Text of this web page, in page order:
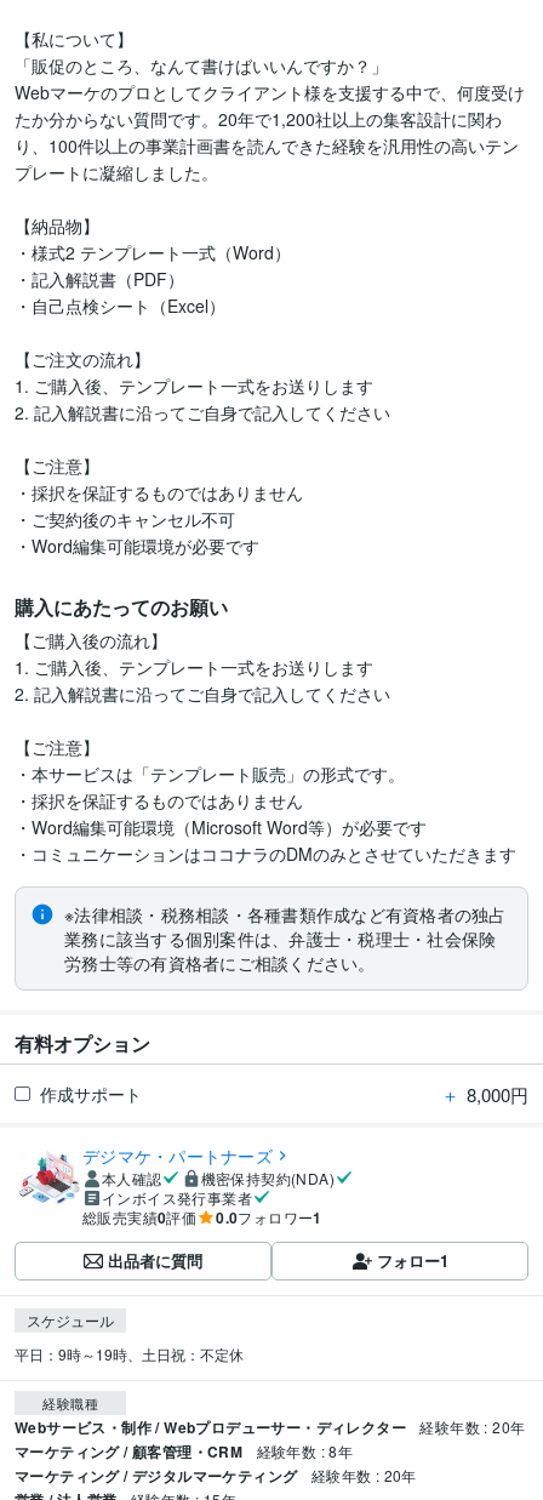
【私について】
「販促のところ、なんて書けばいいんですか？」
Webマーケのプロとしてクライアント様を支援する中で、何度受け
たか分からない質問です。20年で1,200社以上の集客設計に関わ
り、100件以上の事業計画書を読んできた経験を汎用性の高いテン
プレートに凝縮しました。
【納品物】
・様式2 テンプレート一式（Word）
・記入解説書（PDF）
・自己点検シート（Excel）
【ご注文の流れ】
1. ご購入後、テンプレート一式をお送りします
2. 記入解説書に沿ってご自身で記入してください
【ご注意】
・採択を保証するものではありません
・ご契約後のキャンセル不可
・Word編集可能環境が必要です
購入にあたってのお願い
【ご購入後の流れ】
1. ご購入後、テンプレート一式をお送りします
2. 記入解説書に沿ってご自身で記入してください
【ご注意】
・本サービスは「テンプレート販売」の形式です。
・採択を保証するものではありません
・Word編集可能環境（Microsoft Word等）が必要です
・コミュニケーションはココナラのDMのみとさせていただきます
※法律相談・税務相談・各種書類作成など有資格者の独占
業務に該当する個別案件は、弁護士・税理士・社会保険
労務士等の有資格者にご相談ください。
有料オプション
作成サポート ＋ 8,000円
デジマケ・パートナーズ
本人確認
機密保持契約(NDA)
インボイス発行事業者
総販売実績0評価 0.0フォロワー1
出品者に質問 フォロー1
スケジュール
平日：9時～19時、土日祝：不定休
経験職種
Webサービス・制作 / Webプロデューサー・ディレクター 経験年数 : 20年
マーケティング / 顧客管理・CRM 経験年数 : 8年
マーケティング / デジタルマーケティング 経験年数 : 20年